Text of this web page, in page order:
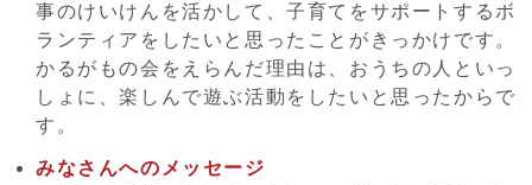
事のけいけんを活かして、子育てをサポートするボ
ランティアをしたいと思ったことがきっかけです。
かるがもの会をえらんだ理由は、おうちの人といっ
しょに、楽しんで遊ぶ活動をしたいと思ったからで
す。
みなさんへのメッセージ